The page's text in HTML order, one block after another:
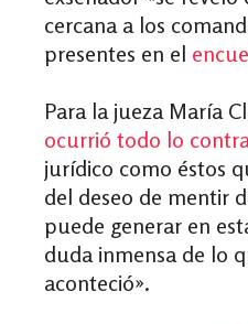
cercana a los
presentes en el
Para la jueza María
ocurrió todo lo
jurídico como éstos
del deseo de mentir
puede generar en
duda inmensa de lo
aconteció».